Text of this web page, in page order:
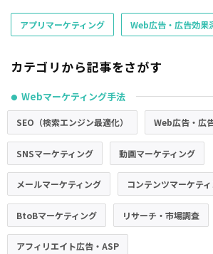
アプリマーケティング Web広告・広告効果
カテゴリから記事をさがす
● Webマーケティング手法
SEO（検索エンジン最適化） Web広告・広
SNSマーケティング 動画マーケティング
メールマーケティング コンテンツマーケテ
BtoBマーケティング リサーチ・市場調査
アフィリエイト広告・ASP